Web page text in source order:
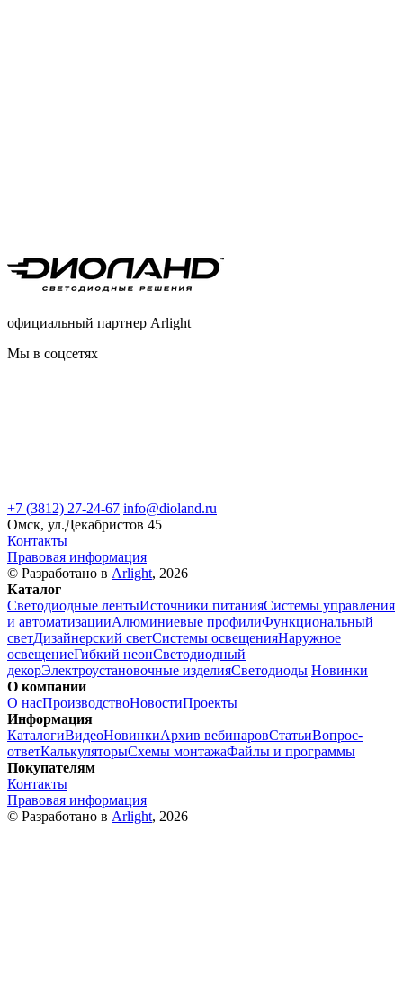
официальный партнер Arlight
Мы в соцсетях
+7 (3812) 27-24-67 info@dioland.ru
Омск, ул.Декабристов 45
Контакты
Правовая информация
© Разработано в Arlight, 2026
Каталог
Светодиодные лентыИсточники питанияСистемы управления
и автоматизацииАлюминиевые профилиФункциональный
светДизайнерский светСистемы освещенияНаружное
освещениеГибкий неонСветодиодный
декорЭлектроустановочные изделияСветодиоды Новинки
О компании
О насПроизводствоНовостиПроекты
Информация
КаталогиВидеоНовинкиАрхив вебинаровСтатьиВопрос-
ответКалькуляторыСхемы монтажаФайлы и программы
Покупателям
Контакты
Правовая информация
© Разработано в Arlight, 2026